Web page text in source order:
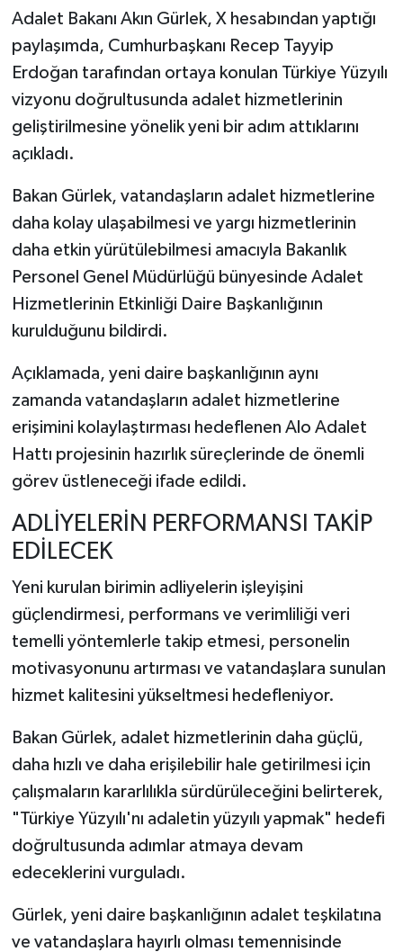
Adalet Bakanı Akın Gürlek, X hesabından yaptığı
paylaşımda, Cumhurbaşkanı Recep Tayyip
Erdoğan tarafından ortaya konulan Türkiye Yüzyılı
vizyonu doğrultusunda adalet hizmetlerinin
geliştirilmesine yönelik yeni bir adım attıklarını
açıkladı.
Bakan Gürlek, vatandaşların adalet hizmetlerine
daha kolay ulaşabilmesi ve yargı hizmetlerinin
daha etkin yürütülebilmesi amacıyla Bakanlık
Personel Genel Müdürlüğü bünyesinde Adalet
Hizmetlerinin Etkinliği Daire Başkanlığının
kurulduğunu bildirdi.
Açıklamada, yeni daire başkanlığının aynı
zamanda vatandaşların adalet hizmetlerine
erişimini kolaylaştırması hedeflenen Alo Adalet
Hattı projesinin hazırlık süreçlerinde de önemli
görev üstleneceği ifade edildi.
ADLİYELERİN PERFORMANSI TAKİP
EDİLECEK
Yeni kurulan birimin adliyelerin işleyişini
güçlendirmesi, performans ve verimliliği veri
temelli yöntemlerle takip etmesi, personelin
motivasyonunu artırması ve vatandaşlara sunulan
hizmet kalitesini yükseltmesi hedefleniyor.
Bakan Gürlek, adalet hizmetlerinin daha güçlü,
daha hızlı ve daha erişilebilir hale getirilmesi için
çalışmaların kararlılıkla sürdürüleceğini belirterek,
"Türkiye Yüzyılı'nı adaletin yüzyılı yapmak" hedefi
doğrultusunda adımlar atmaya devam
edeceklerini vurguladı.
Gürlek, yeni daire başkanlığının adalet teşkilatına
ve vatandaşlara hayırlı olması temennisinde